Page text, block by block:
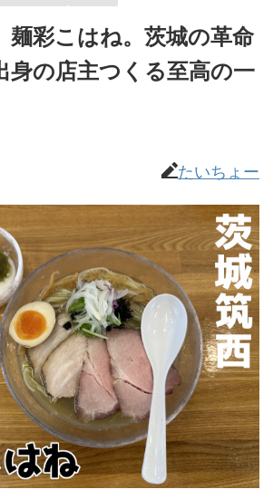
麺彩こはね。茨城の革命
身の店主つくる至高の一
たいちょー